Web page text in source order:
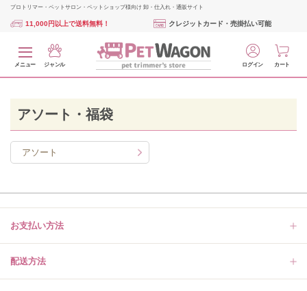
プロトリマー・ペットサロン・ペットショップ様向け 卸・仕入れ・通販サイト
11,000円以上で送料無料！ クレジットカード・売掛払い可能
メニュー ジャンル ログイン カート
アソート・福袋
アソート
お支払い方法
配送方法